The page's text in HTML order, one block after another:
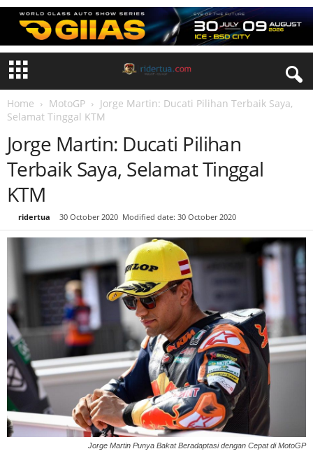
Home MotoGP
Jorge Martin: Ducati Pilihan Terbaik Saya,
Selamat Tinggal KTM
Jorge Martin: Ducati Pilihan
Terbaik Saya, Selamat Tinggal
KTM
ridertua 30 October 2020 Modified date: 30 October 2020
Jorge Martin Punya Bakat Beradaptasi dengan Cepat di MotoGP